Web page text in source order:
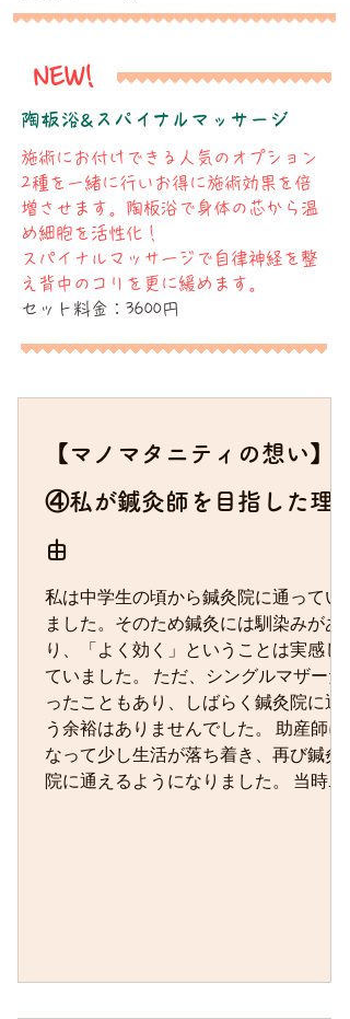
NEW!
​陶板浴&スパイナルマッサージ
施術にお付けできる人気のオプション
2種を一緒に行いお得に施術効果を倍
増させます。陶板浴で身体の芯から温
め細胞を活性化！
スパイナルマッサージで自律神経を整
え背中のコリを更に緩めます。
​セット料金：3600円
【マノマタニティの想い】
④私が鍼灸師を目指した理
由
私は中学生の頃から鍼灸院に通ってい
ました。そのため鍼灸には馴染みがあ
り、「よく効く」ということは実感し
ていました。 ただ、シングルマザーだ
ったこともあり、しばらく鍼灸院に通
う余裕はありませんでした。 助産師に
なって少し生活が落ち着き、再び鍼灸
院に通えるようになりました。 当時の